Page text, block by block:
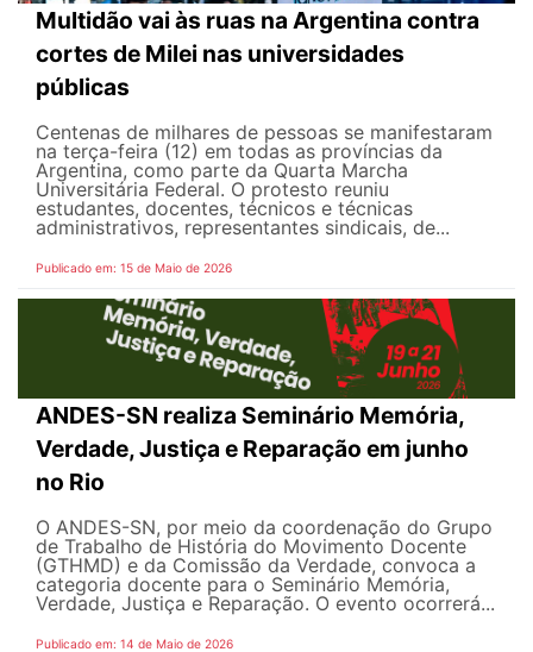
Multidão vai às ruas na Argentina contra
cortes de Milei nas universidades
públicas
Centenas de milhares de pessoas se manifestaram
na terça-feira (12) em todas as províncias da
Argentina, como parte da Quarta Marcha
Universitária Federal. O protesto reuniu
estudantes, docentes, técnicos e técnicas
administrativos, representantes sindicais, de...
Publicado em: 15 de Maio de 2026
ANDES-SN realiza Seminário Memória,
Verdade, Justiça e Reparação em junho
no Rio
O ANDES-SN, por meio da coordenação do Grupo
de Trabalho de História do Movimento Docente
(GTHMD) e da Comissão da Verdade, convoca a
categoria docente para o Seminário Memória,
Verdade, Justiça e Reparação. O evento ocorrerá...
Publicado em: 14 de Maio de 2026